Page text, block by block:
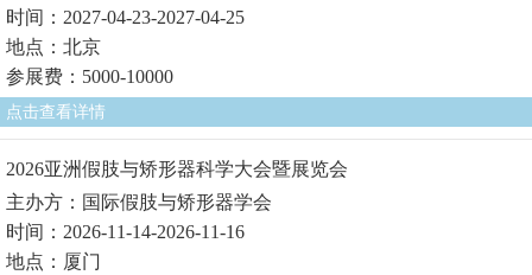
时间：2027-04-23-2027-04-25
地点：北京
参展费：5000-10000
点击查看详情
2026亚洲假肢与矫形器科学大会暨展览会
主办方：国际假肢与矫形器学会
时间：2026-11-14-2026-11-16
地点：厦门